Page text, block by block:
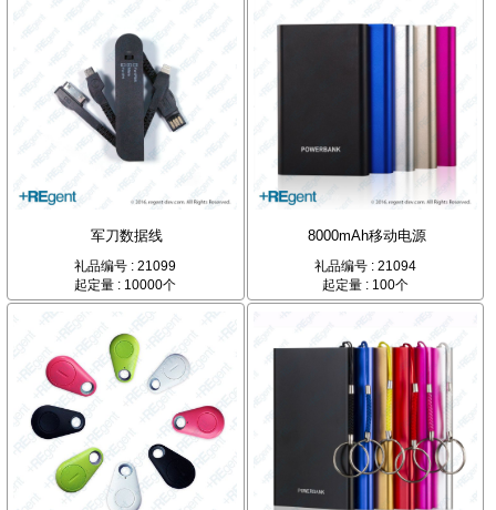
军刀数据线
礼品编号 : 21099
起定量 : 10000个
8000mAh移动电源
礼品编号 : 21094
起定量 : 100个